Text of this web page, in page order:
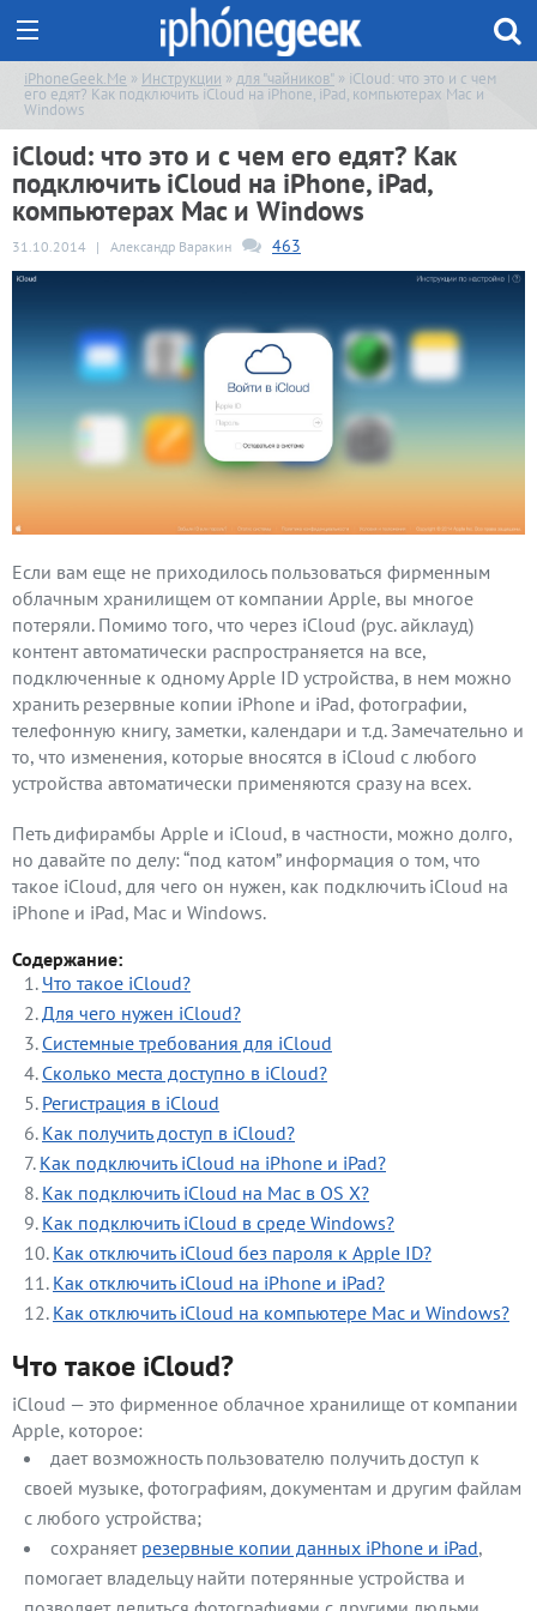
iPhoneGeek.Me » Инструкции »для "чайников" » iCloud: что это и с чем
его едят? Как подключить iCloud на iPhone, iPad, компьютерах Mac и
Windows
iCloud: что это и с чем его едят? Как
подключить iCloud на iPhone, iPad,
компьютерах Mac и Windows
31.10.2014 | Александр Варакин 463
Если вам еще не приходилось пользоваться фирменным
облачным хранилищем от компании Apple, вы многое
потеряли. Помимо того, что через iCloud (рус. айклауд)
контент автоматически распространяется на все,
подключенные к одному Apple ID устройства, в нем можно
хранить резервные копии iPhone и iPad, фотографии,
телефонную книгу, заметки, календари и т.д. Замечательно и
то, что изменения, которые вносятся в iCloud с любого
устройства автоматически применяются сразу на всех.
Петь дифирамбы Apple и iCloud, в частности, можно долго,
но давайте по делу: “под катом” информация о том, что
такое iCloud, для чего он нужен, как подключить iCloud на
iPhone и iPad, Mac и Windows.
Содержание:
Что такое iCloud?
Для чего нужен iCloud?
Системные требования для iCloud
Сколько места доступно в iCloud?
Регистрация в iCloud
Как получить доступ в iCloud?
Как подключить iCloud на iPhone и iPad?
Как подключить iCloud на Mac в OS X?
Как подключить iCloud в среде Windows?
Как отключить iCloud без пароля к Apple ID?
Как отключить iCloud на iPhone и iPad?
Как отключить iCloud на компьютере Mac и Windows?
Что такое iCloud?
iCloud — это фирменное облачное хранилище от компании
Apple, которое:
дает возможность пользователю получить доступ к
своей музыке, фотографиям, документам и другим файлам
с любого устройства;
сохраняет резервные копии данных iPhone и iPad,
помогает владельцу найти потерянные устройства и